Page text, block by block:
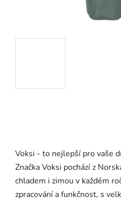
Voksi - to nejlepší pro vaše
Značka Voksi pochází z
chladem i zimou v každém
zpracování a funkčnost, s